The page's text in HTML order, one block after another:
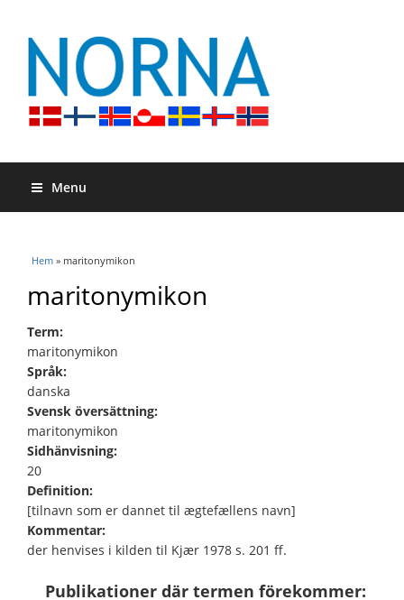
Menu
Du är här
Hem » maritonymikon
maritonymikon
Term:
maritonymikon
Språk:
danska
Svensk översättning:
maritonymikon
Sidhänvisning:
20
Definition:
[tilnavn som er dannet til ægtefællens navn]
Kommentar:
der henvises i kilden til Kjær 1978 s. 201 ff.
Publikationer där termen förekommer: